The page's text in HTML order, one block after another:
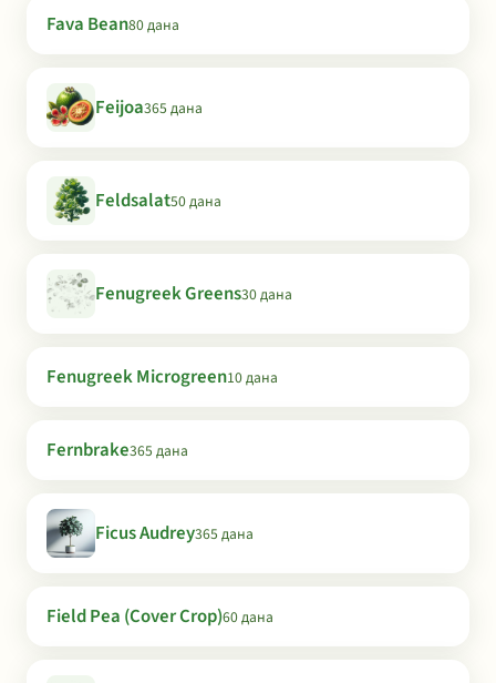
Fava Bean80 дана
Feijoa365 дана
Feldsalat50 дана
Fenugreek Greens30 дана
Fenugreek Microgreen10 дана
Fernbrake365 дана
Ficus Audrey365 дана
Field Pea (Cover Crop)60 дана